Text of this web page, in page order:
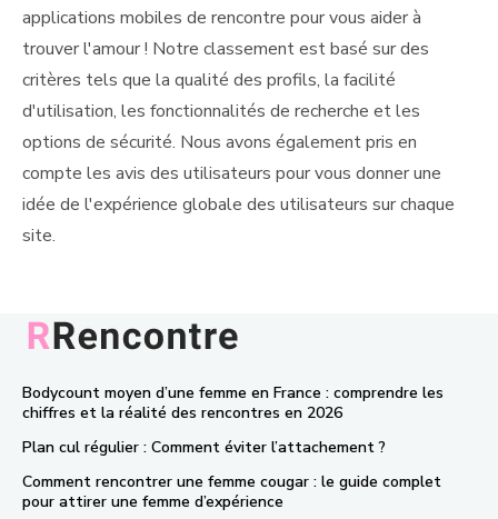
applications mobiles de rencontre pour vous aider à
trouver l'amour ! Notre classement est basé sur des
critères tels que la qualité des profils, la facilité
d'utilisation, les fonctionnalités de recherche et les
options de sécurité. Nous avons également pris en
compte les avis des utilisateurs pour vous donner une
idée de l'expérience globale des utilisateurs sur chaque
site.
Bodycount moyen d’une femme en France : comprendre les
chiffres et la réalité des rencontres en 2026
Plan cul régulier : Comment éviter l’attachement ?
Comment rencontrer une femme cougar : le guide complet
pour attirer une femme d’expérience